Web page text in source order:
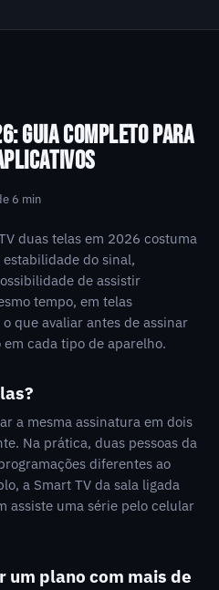
GUIA COMPLETO PARA
6 min
duas telas em 2026 costuma
do sinal,
de assistir
tempo, em telas
que avaliar antes de assinar
cada tipo de aparelho.
a mesma assinatura em dois
Na prática, duas pessoas da
diferentes ao
a Smart TV da sala ligada
assiste uma série pelo celular
um plano com mais de